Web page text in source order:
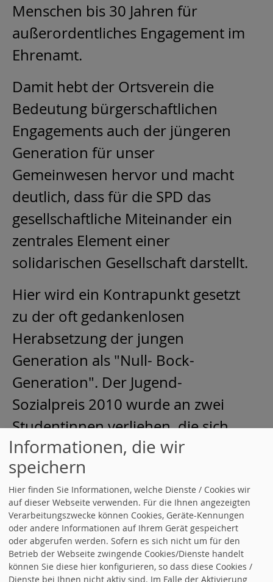
Menschen bis 30 Jahren für
außerordentliches Engagement im
Ehrenamt.
Damit hebt der Ortsverein die
Bedeutung bürgerschaftlichen
Engagements auch der jüngeren
Generation für unser
Gemeinwesen hervor und macht
deutlich, dass für die SPD das
gesellschaftliche Miteinander ein
zentrales Element einer
solidarischen Gesellschaft darstellt.
Hier wird ein Kontrapunkt gesetzt
zu der oft gedankenlosen
Herabsetzung der jungen
Generation als "Null- Bock-
Generation". Der Jugend-
Sozialpreis 2010 wurde an zwei
Studentinnen verliehen, die sich
seit Jahren in ihrer Freizeit für den
Verein Lebenshilfe engagieren.
Der SPD Kreisverband Böblingen
bedankt sich bei allen Aktiven des
Ortsverein Leonberg.
weiterlesen
Informationen, die wir
speichern
Hier finden Sie Informationen, welche Dienste / Cookies wir
auf dieser Webseite verwenden. Für die Ihnen angezeigten
Verarbeitungszwecke können Cookies, Geräte-Kennungen
oder andere Informationen auf Ihrem Gerät gespeichert
oder abgerufen werden. Sofern es sich nicht um für den
Betrieb der Webseite zwingende Cookies/Dienste handelt
können Sie diese hier konfigurieren, so dass diese Cookies /
Dienste bei Ihnen nicht aktiv sind. Im Falle der Aktivierung